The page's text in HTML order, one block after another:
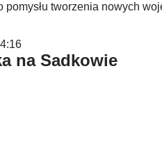
tworzenia nowych
na Sadkowie